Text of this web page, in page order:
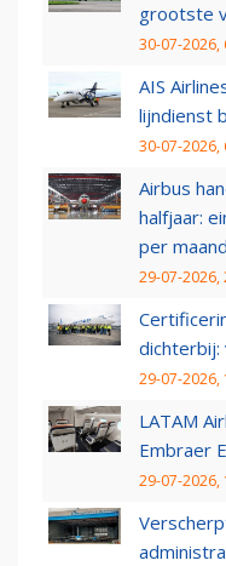
grootste
30-07-2026,
AIS
lijndienst
30-07-2026,
Airbus
halfjaar:
per maand
29-07-2026,
dichterbij:
29-07-2026,
LATAM
Embraer
29-07-2026,